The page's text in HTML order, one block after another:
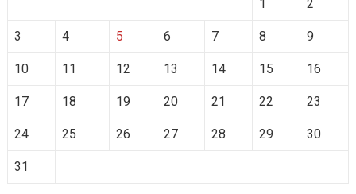
1 2
3 4 5 6 7 8 9
10 11 12 13 14 15 16
17 18 19 20 21 22 23
24 25 26 27 28 29 30
31